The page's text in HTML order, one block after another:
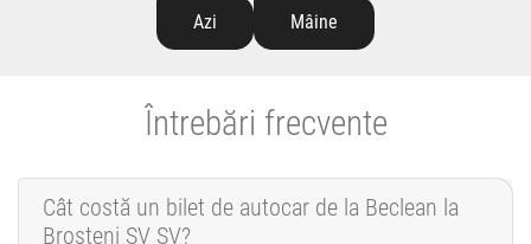
Azi Mâine
Întrebări frecvente
Cât costă un bilet de autocar de la Beclean la
Broșteni SV SV?